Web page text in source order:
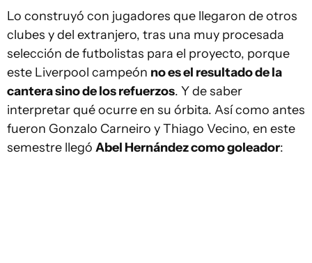
Lo construyó con jugadores que llegaron de otros
clubes y del extranjero, tras una muy procesada
selección de futbolistas para el proyecto, porque
este Liverpool campeón no es el resultado de la
cantera sino de los refuerzos. Y de saber
interpretar qué ocurre en su órbita. Así como antes
fueron Gonzalo Carneiro y Thiago Vecino, en este
semestre llegó Abel Hernández como goleador: